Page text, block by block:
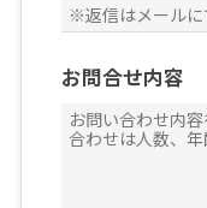
お問合せ内容